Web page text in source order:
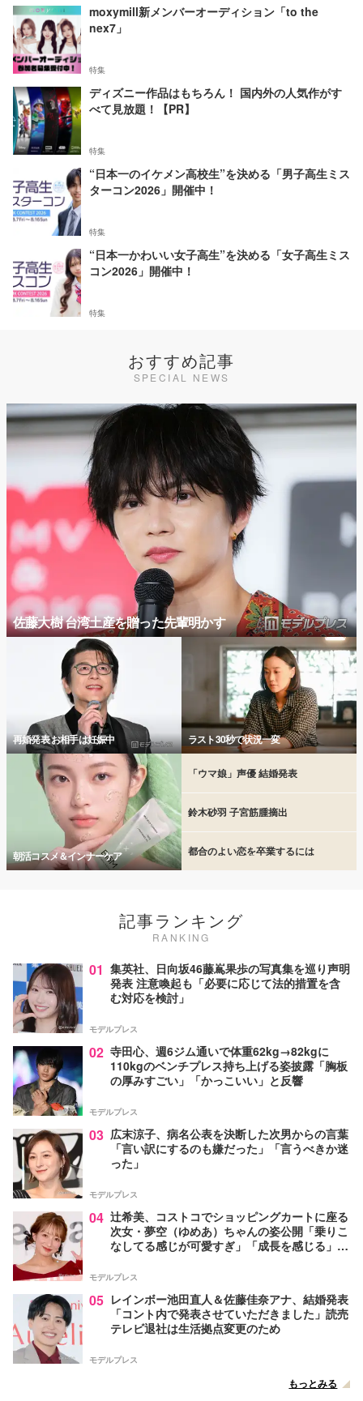
moxymill新メンバーオーディション「to the
nex7」
特集
ディズニー作品はもちろん！ 国内外の人気作がす
べて見放題！【PR】
特集
“日本一のイケメン高校生”を決める「男子高生ミス
ターコン2026」開催中！
特集
“日本一かわいい女子高生”を決める「女子高生ミス
コン2026」開催中！
特集
おすすめ記事
SPECIAL NEWS
佐藤大樹 台湾土産を贈った先輩明かす
再婚発表 お相手は妊娠中 ラスト30秒で状況一変
朝活コスメ＆インナーケア
「ウマ娘」声優 結婚発表
鈴木砂羽 子宮筋腫摘出
都合のよい恋を卒業するには
記事ランキング
RANKING
01 集英社、日向坂46藤嶌果歩の写真集を巡り声明
発表 注意喚起も「必要に応じて法的措置を含
む対応を検討」
モデルプレス
02 寺田心、週6ジム通いで体重62kg→82kgに
110kgのベンチプレス持ち上げる姿披露「胸板
の厚みすごい」「かっこいい」と反響
モデルプレス
03 広末涼子、病名公表を決断した次男からの言葉
「言い訳にするのも嫌だった」「言うべきか迷
った」
モデルプレス
04 辻希美、コストコでショッピングカートに座る
次女・夢空（ゆめあ）ちゃんの姿公開「乗りこ
なしてる感じが可愛すぎ」「成長を感じる」の
モデルプレス
05 レインボー池田直人＆佐藤佳奈アナ、結婚発表
「コント内で発表させていただきました」読売
テレビ退社は生活拠点変更のため
モデルプレス
もっとみる